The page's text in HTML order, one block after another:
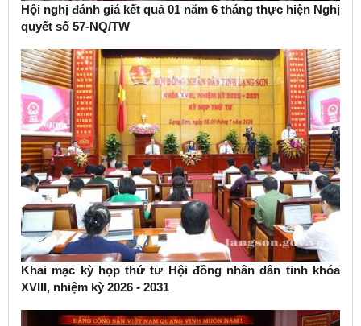
Hội nghị đánh giá kết quả 01 năm 6 tháng thực hiện Nghị
quyết số 57-NQ/TW
Khai mạc kỳ họp thứ tư Hội đồng nhân dân tỉnh khóa
XVIII, nhiệm kỳ 2026 - 2031